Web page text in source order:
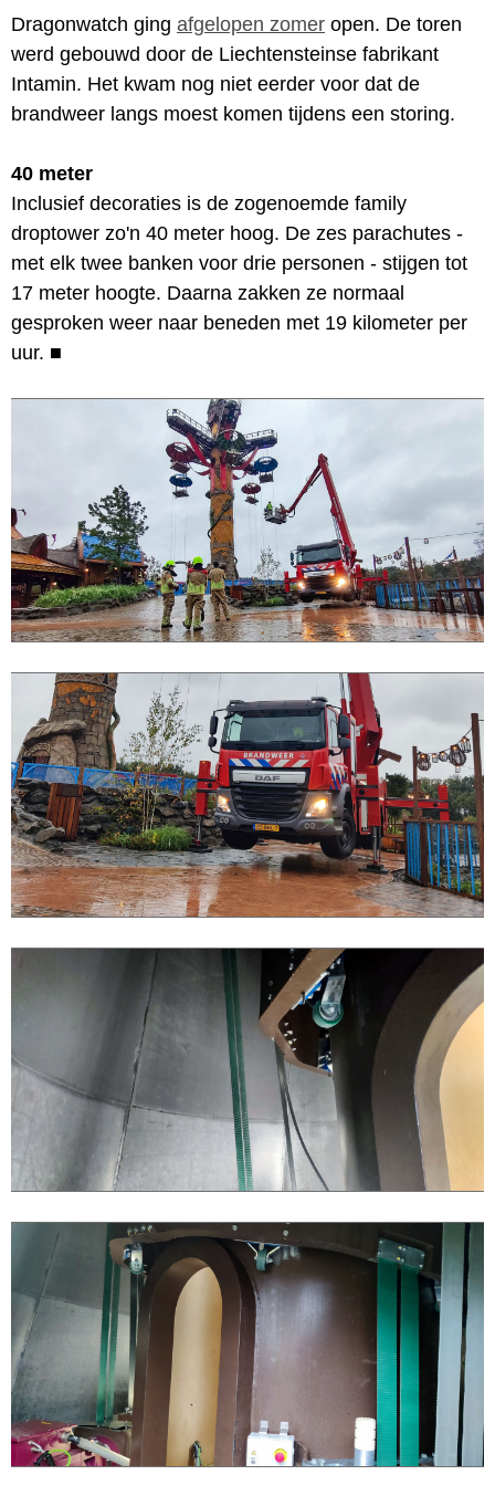
Dragonwatch ging afgelopen zomer open. De toren
werd gebouwd door de Liechtensteinse fabrikant
Intamin. Het kwam nog niet eerder voor dat de
brandweer langs moest komen tijdens een storing.
40 meter
Inclusief decoraties is de zogenoemde family
droptower zo'n 40 meter hoog. De zes parachutes -
met elk twee banken voor drie personen - stijgen tot
17 meter hoogte. Daarna zakken ze normaal
gesproken weer naar beneden met 19 kilometer per
uur. ■